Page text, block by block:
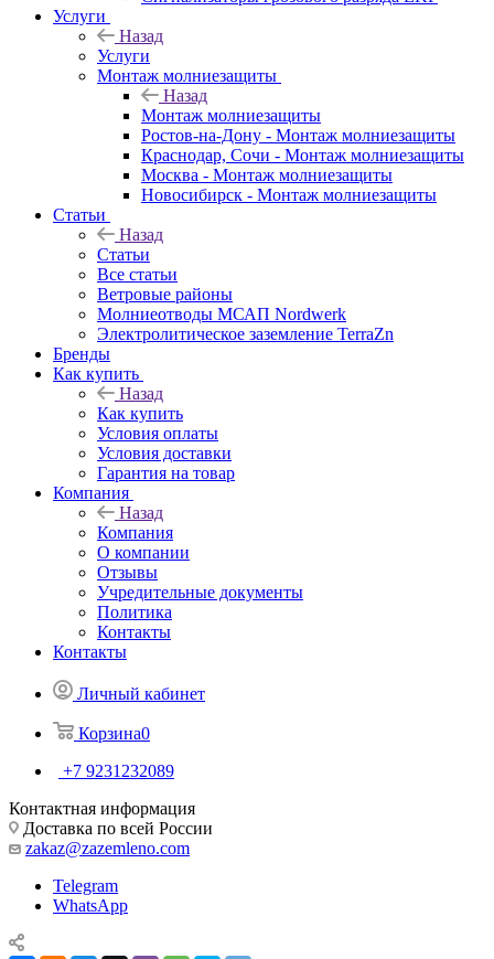
Услуги
Назад
Услуги
Монтаж молниезащиты
Назад
Монтаж молниезащиты
Ростов-на-Дону - Монтаж молниезащиты
Краснодар, Сочи - Монтаж молниезащиты
Москва - Монтаж молниезащиты
Новосибирск - Монтаж молниезащиты
Статьи
Назад
Статьи
Все статьи
Ветровые районы
Молниеотводы МСАП Nordwerk
Электролитическое заземление TerraZn
Бренды
Как купить
Назад
Как купить
Условия оплаты
Условия доставки
Гарантия на товар
Компания
Назад
Компания
О компании
Отзывы
Учредительные документы
Политика
Контакты
Контакты
Личный кабинет
Корзина0
+7 9231232089
Контактная информация
Доставка по всей России
zakaz@zazemleno.com
Telegram
WhatsApp